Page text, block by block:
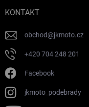
KONTAKT
obchod@jkmoto.cz
+420 704 248 201
Facebook
jkmoto_podebrady